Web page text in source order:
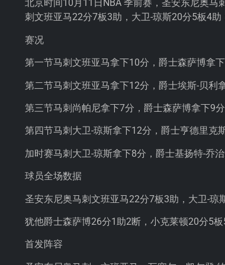
北京时间10月11日NBA 季前赛，圣安东尼奥
刺文班亚马22分7板3助，大卫-琼斯20分5板4
赛况
第一节马刺文班亚马拿下10分，爵士森萨博拿
第二节马刺文班亚马拿下12分，爵士埃斯-贝利
第三节马刺尚帕尼拿下7分，爵士森萨博拿下9
第四节马刺大卫-琼斯拿下12分，爵士亨德里克
加时赛马刺大卫-琼斯拿下8分，爵士基扬特-乔
球员全场数据
圣安东尼奥马刺文班亚马22分7板3助，大卫-琼
犹他爵士森萨博26分1助2断，小克莱顿20分5
首发阵容